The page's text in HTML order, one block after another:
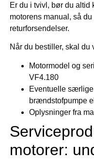
Er du i tvivl, bør du altid
motorens manual, så
returforsendelser.
Når du bestiller, skal du
Motormodel og
VF4.180
Eventuelle
brændstofpumpe
Oplysninger fra
motorer: